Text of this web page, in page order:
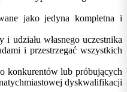
jako jedyna kompletna i
udziału własnego uczestnika
i przestrzegać wszystkich
konkurentów lub próbujących
dyskwalifikacji